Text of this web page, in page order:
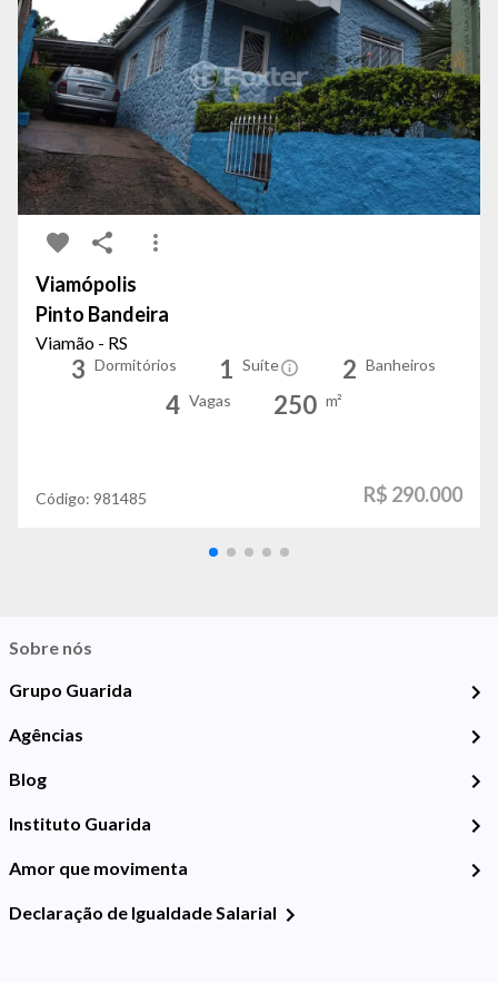
Viamópolis
Pinto Bandeira
Viamão - RS
3 Dormitórios 1 Suíte 2 Banheiros
4 Vagas 250 m²
Código: 981485 R$ 290.000
Sobre nós
Grupo Guarida
Agências
Blog
Instituto Guarida
Amor que movimenta
Declaração de Igualdade Salarial